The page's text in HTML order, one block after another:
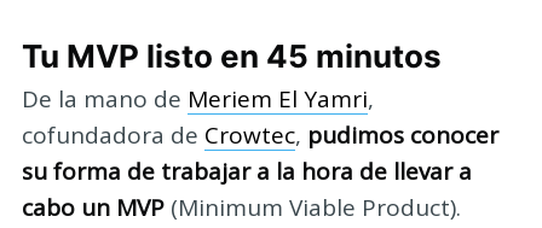
Tu MVP listo en 45 minutos
De la mano de Meriem El Yamri,
cofundadora de Crowtec, pudimos conocer
su forma de trabajar a la hora de llevar a
cabo un MVP(Minimum Viable Product).